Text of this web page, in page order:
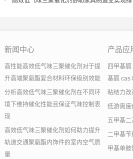
新闻中心
高性能高效低气味三聚催化剂对于提
升高端聚氨酯复合材料环保级别效能
分析高效低气味三聚催化剂在不同环
境下维持催化性能且保证气味控制表
现
高效低气味三聚催化剂如何助力提升
轨道交通聚氨酯内饰件的室内空气质
量
产品应
四甲基
基胍 cas
粘结力
低游离
五甲基
二甲基苄
甲基单